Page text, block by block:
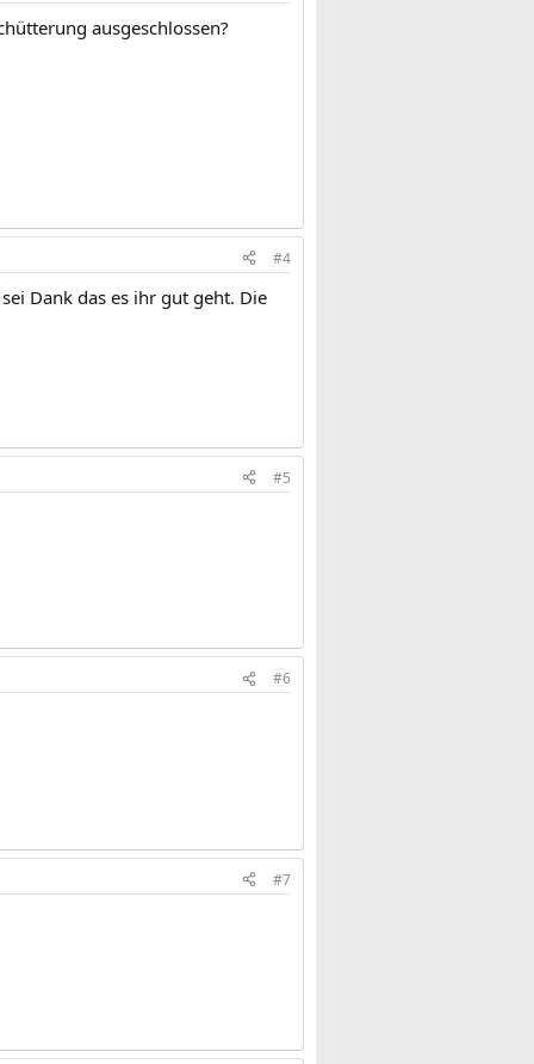
ausgeschlossen?
#4
Dank das es ihr gut geht. Die
#5
#6
#7